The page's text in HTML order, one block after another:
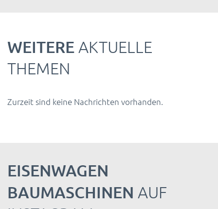
WEITERE AKTUELLE
THEMEN
Zurzeit sind keine Nachrichten vorhanden.
EISENWAGEN
BAUMASCHINEN AUF